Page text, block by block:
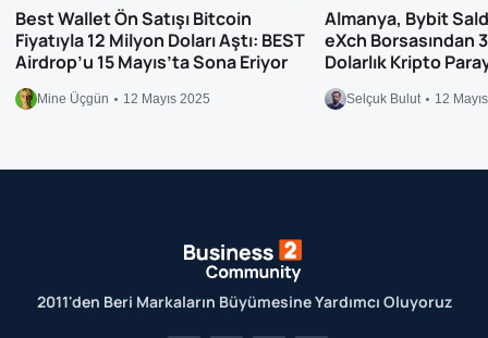
Best Wallet Ön Satışı Bitcoin
Fiyatıyla 12 Milyon Doları Aştı: BEST
Airdrop’u 15 Mayıs’ta Sona Eriyor
Mine Üçgün 12 Mayıs 2025
Almanya, Bybit
eXch Borsasından
Dolarlık Kripto
Selçuk Bulut 12
2011'den Beri Markaların Büyümesine Yardımcı Oluyoruz